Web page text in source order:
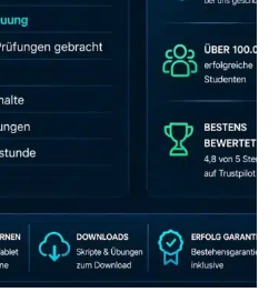
LERNEN